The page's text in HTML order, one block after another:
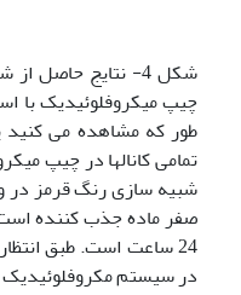
شکل 4- نتایج حاصل
طور که مشاهده می
تمامی کانالها در چیپ
صفر ماده جذب کننده
24 ساعت است. طبق
در سیستم